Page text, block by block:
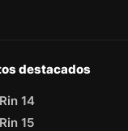
destacados
14
15